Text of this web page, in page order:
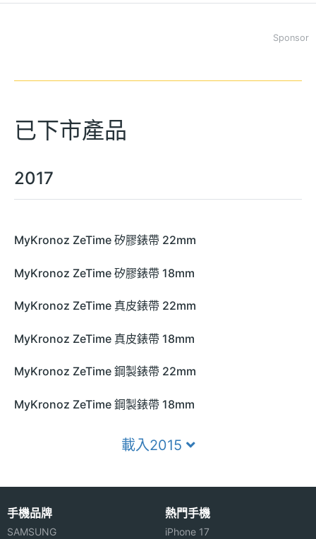
Sponsor
已下市產品
2017
MyKronoz ZeTime 矽膠錶帶 22mm
MyKronoz ZeTime 矽膠錶帶 18mm
MyKronoz ZeTime 真皮錶帶 22mm
MyKronoz ZeTime 真皮錶帶 18mm
MyKronoz ZeTime 鋼製錶帶 22mm
MyKronoz ZeTime 鋼製錶帶 18mm
載入2015
手機品牌
SAMSUNG
熱門手機
iPhone 17